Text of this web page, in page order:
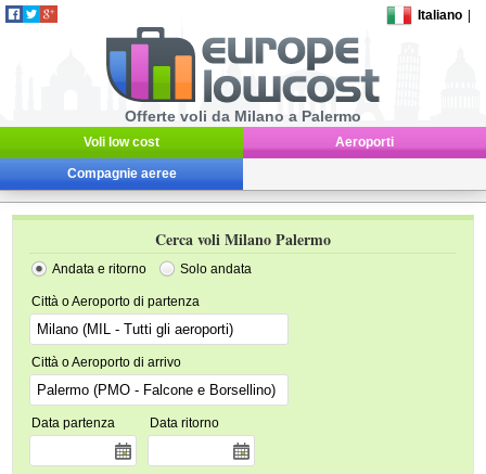
Italiano
Offerte voli da Milano a Palermo
Voli low cost Aeroporti
Compagnie aeree
Cerca voli Milano Palermo
Andata e ritorno Solo andata
Città o Aeroporto di partenza
Città o Aeroporto di arrivo
Data partenza Data ritorno